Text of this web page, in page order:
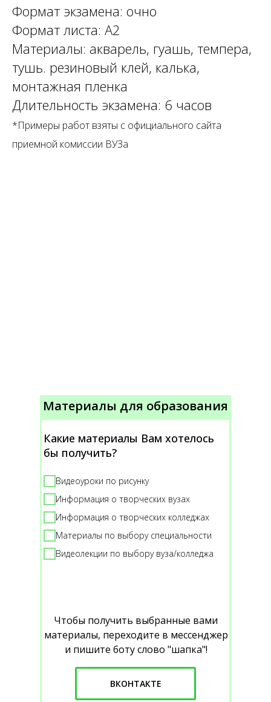
Формат экзамена: очно
Формат листа: А2
Материалы: акварель, гуашь, темпера,
тушь. резиновый клей, калька,
монтажная пленка
Длительность экзамена: 6 часов
*Примеры работ взяты с официального сайта
приемной комиссии ВУЗа
Какие материалы Вам хотелось
бы получить?
Видеоуроки по рисунку
Информация о творческих вузах
Информация о творческих колледжах
Материалы по выбору специальности
Видеолекции по выбору вуза/колледжа
Чтобы получить выбранные вами
материалы, переходите в мессенджер
и пишите боту слово "шапка"!
ВКОНТАКТЕ
Материалы для образования